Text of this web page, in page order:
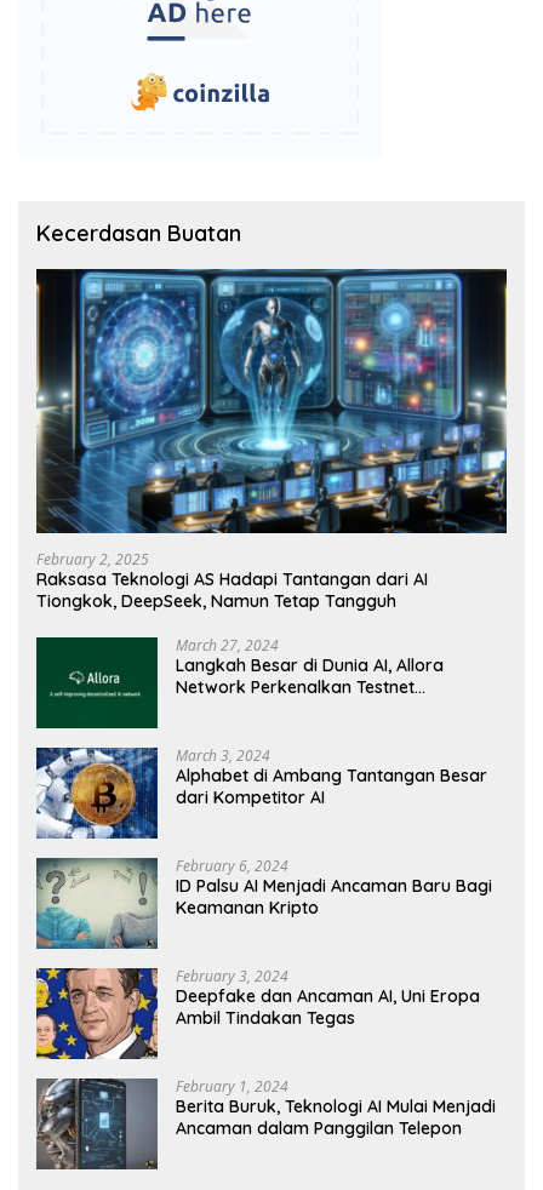
Kecerdasan Buatan
February 2, 2025
Raksasa Teknologi AS Hadapi Tantangan dari AI
Tiongkok, DeepSeek, Namun Tetap Tangguh
March 27, 2024
Langkah Besar di Dunia AI, Allora
Network Perkenalkan Testnet
March 3, 2024
Alphabet di Ambang Tantangan Besar
dari Kompetitor AI
February 6, 2024
ID Palsu AI Menjadi Ancaman Baru Bagi
Keamanan Kripto
February 3, 2024
Deepfake dan Ancaman AI, Uni Eropa
Ambil Tindakan Tegas
February 1, 2024
Berita Buruk, Teknologi AI Mulai Menjadi
Ancaman dalam Panggilan Telepon